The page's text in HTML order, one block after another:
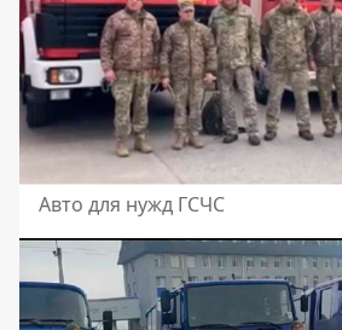
Авто для нужд ГСЧС